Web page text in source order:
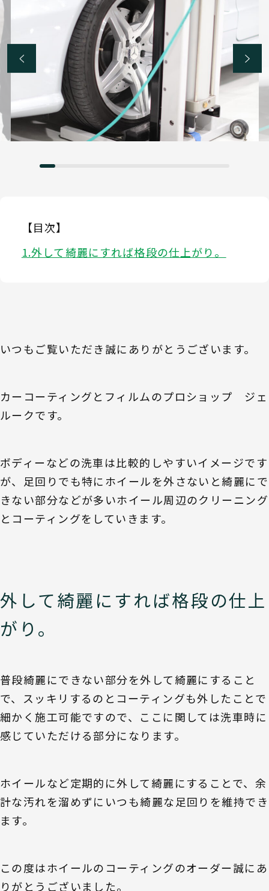
【目次】
外して綺麗にすれば格段の仕上がり。
いつもご覧いただき誠にありがとうございます。
カーコーティングとフィルムのプロショップ ジェ
ルークです。
ボディーなどの洗車は比較的しやすいイメージです
が、足回りでも特にホイールを外さないと綺麗にで
きない部分などが多いホイール周辺のクリーニング
とコーティングをしていきます。
外して綺麗にすれば格段の仕上
がり。
普段綺麗にできない部分を外して綺麗にすること
で、スッキリするのとコーティングも外したことで
細かく施工可能ですので、ここに関しては洗車時に
感じていただける部分になります。
ホイールなど定期的に外して綺麗にすることで、余
計な汚れを溜めずにいつも綺麗な足回りを維持でき
ます。
この度はホイールのコーティングのオーダー誠にあ
りがとうございました。